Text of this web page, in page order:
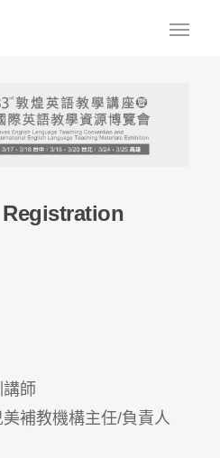
Registration
師
補教機構主任/負責人